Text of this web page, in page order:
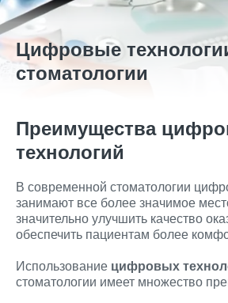
Цифровые
стоматологии
Преимущества
технологий
В современной стоматологии
занимают все более значимое
значительно улучшить качество
обеспечить пациентам более
Использование цифровых
стоматологии имеет множество